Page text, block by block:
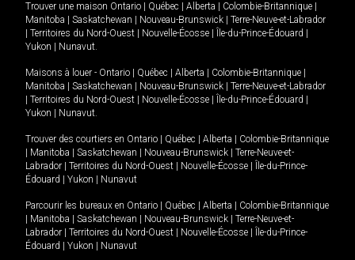
Trouver une maison Ontario Québec Alberta Colombie-Britannique
Manitoba
Saskatchewan Nouveau-Brunswick
Terre-Neuve-et-Labrador
Territoires du Nord-Ouest Nouvelle-Écosse Île-du-Prince-Édouard
Yukon
Nunavut.
Maisons à louer - Ontario Québec Alberta Colombie-Britannique
Manitoba
Saskatchewan Nouveau-Brunswick
Terre-Neuve-et-Labrador
Territoires du Nord-Ouest Nouvelle-Écosse Île-du-Prince-Édouard
Yukon
Nunavut.
Trouver des courtiers en Ontario Québec Alberta
Colombie-Britannique
Manitoba Saskatchewan Nouveau-Brunswick
Terre-Neuve-et-
Labrador
Territoires du Nord-Ouest Nouvelle-Écosse
Île-du-Prince-
Édouard
Yukon Nunavut
Parcourir les bureaux en Ontario Québec Alberta
Colombie-Britannique
Manitoba Saskatchewan Nouveau-Brunswick
Terre-Neuve-et-
Labrador
Territoires du Nord-Ouest Nouvelle-Écosse
Île-du-Prince-
Édouard
Yukon Nunavut